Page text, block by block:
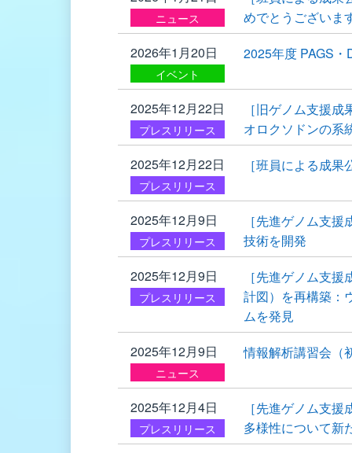
ニュース
めでとうございま
2026年1月20日
イベント
2025年度 PAGS
2025年12月22日
プレスリリース
［旧ゲノム支援
オロクソドンの系
2025年12月22日
プレスリリース
［班員による成
2025年12月9日
プレスリリース
［先進ゲノム支
技術を開発
2025年12月9日
プレスリリース
［先進ゲノム支
計図）を再構築：
ムを発見
2025年12月9日
ニュース
情報解析講習会（
2025年12月4日
プレスリリース
［先進ゲノム支
多様性について新